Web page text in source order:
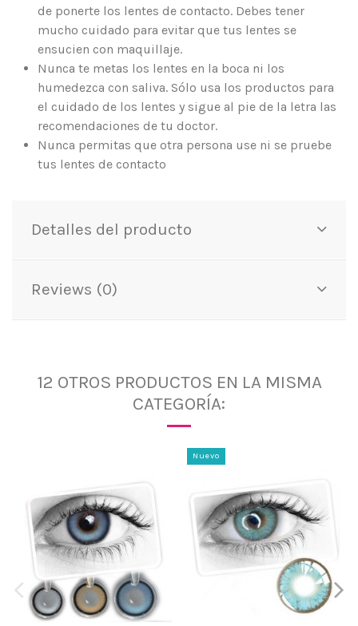
de ponerte los lentes de contacto. Debes tener
mucho cuidado para evitar que tus lentes se
ensucien con maquillaje.
Nunca te metas los lentes en la boca ni los
humedezca con saliva. Sólo usa los productos para
el cuidado de los lentes y sigue al pie de la letra las
recomendaciones de tu doctor.
Nunca permitas que otra persona use ni se pruebe
tus lentes de contacto
Detalles del producto
Reviews (0)
12 OTROS PRODUCTOS EN LA MISMA
CATEGORÍA:
Nuevo